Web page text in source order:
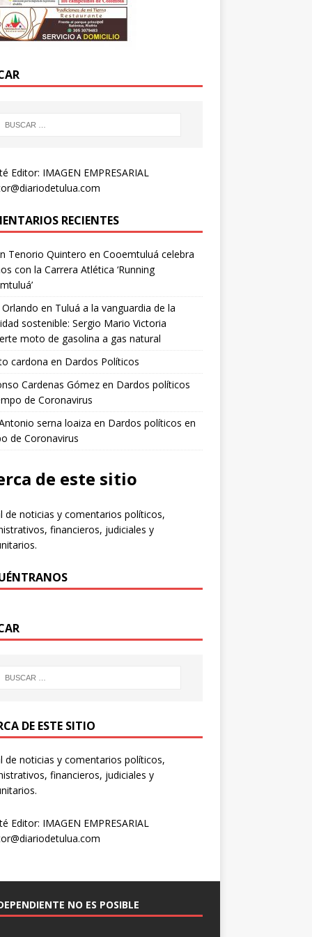
Editor: IMAGEN EMPRESARIAL
RECIENTES
Tenorio Quintero en Cooemtuluá celebra
con la Carrera Atlética ‘Running
Orlando en Tuluá a la vanguardia de la
sostenible: Sergio Mario Victoria
moto de gasolina a gas natural
cardona en Dardos Políticos
Cardenas Gómezen Dardos políticos
de Coronavirus
serna loaiza en Dardos políticos en
de Coronavirus
de este sitio
de noticias y comentarios políticos,
financieros, judiciales y
DE ESTE SITIO
de noticias y comentarios políticos,
financieros, judiciales y
Editor: IMAGEN EMPRESARIAL
NO ES POSIBLE